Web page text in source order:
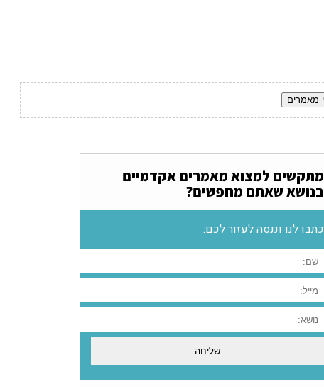
מתקשים למצוא מאמרים אקדמיים
בנושא שאתם מחפשים?
כתבו לנו וננסה לעזור לכם: